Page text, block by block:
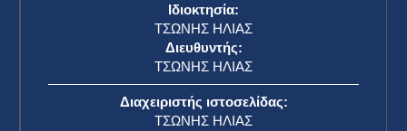
Ιδιοκτησία:
ΤΣΩΝΗΣ ΗΛΙΑΣ
Διευθυντής:
ΤΣΩΝΗΣ ΗΛΙΑΣ
Διαχειριστής ιστοσελίδας:
ΤΣΩΝΗΣ ΗΛΙΑΣ